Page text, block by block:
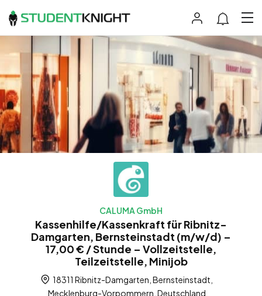
CALUMA GmbH
Kassenhilfe/Kassenkraft für Ribnitz-
Damgarten, Bernsteinstadt (m/w/d) –
17,00 € / Stunde – Vollzeitstelle,
Teilzeitstelle, Minijob
18311 Ribnitz-Damgarten, Bernsteinstadt,
Mecklenburg-Vorpommern, Deutschland